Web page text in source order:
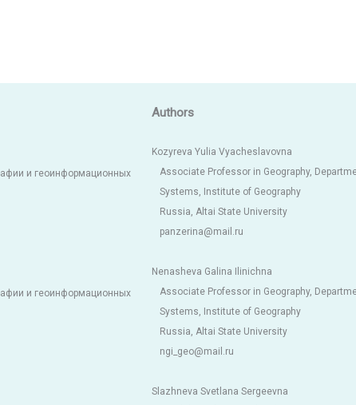
и геоинформационных
и геоинформационных
Authors
Kozyreva Yulia Vyacheslavovna
Associate Professor in Geography,
Systems, Institute of Geography
Russia, Altai State University
panzerina@mail.ru
Nenasheva Galina Ilinichna
Associate Professor in Geography,
Systems, Institute of Geography
Russia, Altai State University
ngi_geo@mail.ru
Slazhneva Svetlana Sergeevna